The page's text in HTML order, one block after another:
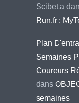
Scibetta
Run.fr :
Plan
Semaines
Coureurs
dans
semaines